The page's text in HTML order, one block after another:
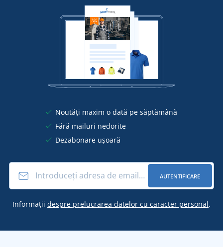
Noutăți maxim o dată pe săptămână
Fără mailuri nedorite
Dezabonare ușoară
AUTENTIFICARE
Informații despre prelucrarea datelor cu caracter personal.